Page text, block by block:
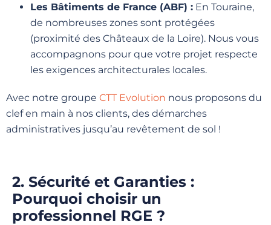
Les Bâtiments de France (ABF) : En Touraine,
de nombreuses zones sont protégées
(proximité des Châteaux de la Loire). Nous vous
accompagnons pour que votre projet respecte
les exigences architecturales locales.
Avec notre groupe CTT Evolution nous proposons du
clef en main à nos clients, des démarches
administratives jusqu’au revêtement de sol !
2. Sécurité et Garanties :
Pourquoi choisir un
professionnel RGE ?